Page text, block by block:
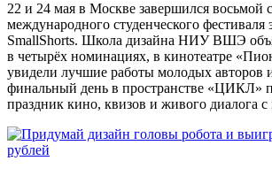
22 и 24 мая в Москве завершился восьмой
международного студенческого фестиваля
SmallShorts. Школа дизайна НИУ ВШЭ
в четырёх номинациях, в кинотеатре
увидели лучшие работы молодых авторов
финальный день в пространстве «ЦИКЛ»
праздник кино, квизов и живого диалога с